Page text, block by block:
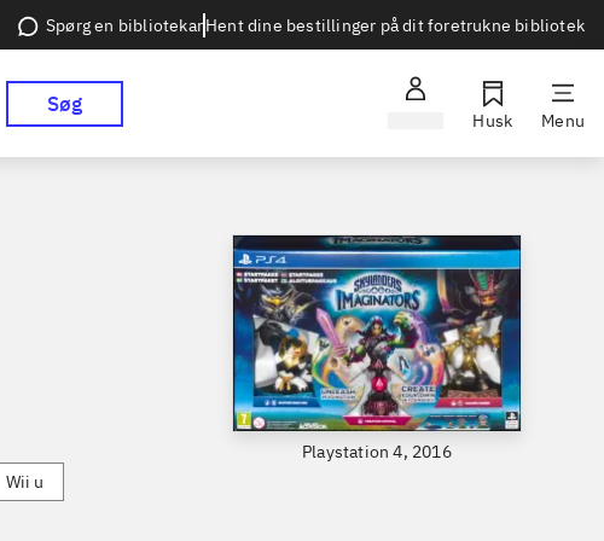
Spørg en bibliotekarHent dine bestillinger på dit foretrukne bibliotek
Søg
Husk Menu
Playstation 4, 2016
Wii u